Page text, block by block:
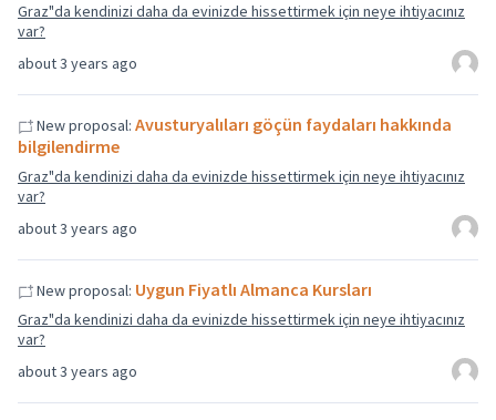
about 3 years ago
Graz"da kendinizi daha da evinizde hissettirmek için neye ihtiyacınız
var?
about 3 years ago
New proposal: Avusturyalıları göçün faydaları hakkında
bilgilendirme
Graz"da kendinizi daha da evinizde hissettirmek için neye ihtiyacınız
var?
about 3 years ago
New proposal: Uygun Fiyatlı Almanca Kursları
Graz"da kendinizi daha da evinizde hissettirmek için neye ihtiyacınız
var?